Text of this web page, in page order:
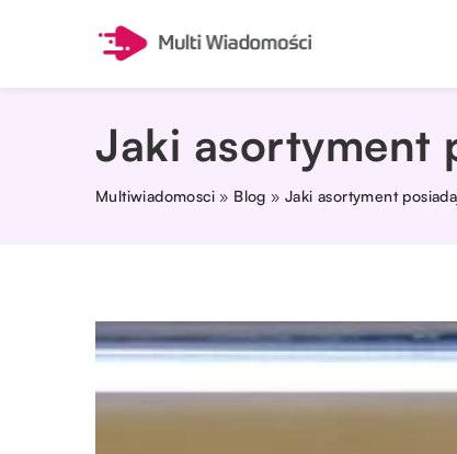
Jaki asortyment
Multiwiadomosci » Blog »Jaki asortyment